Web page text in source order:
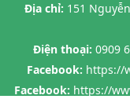
Địa chỉ: 151
Điện thoại: 0909
Facebook: https://
Facebook: https://